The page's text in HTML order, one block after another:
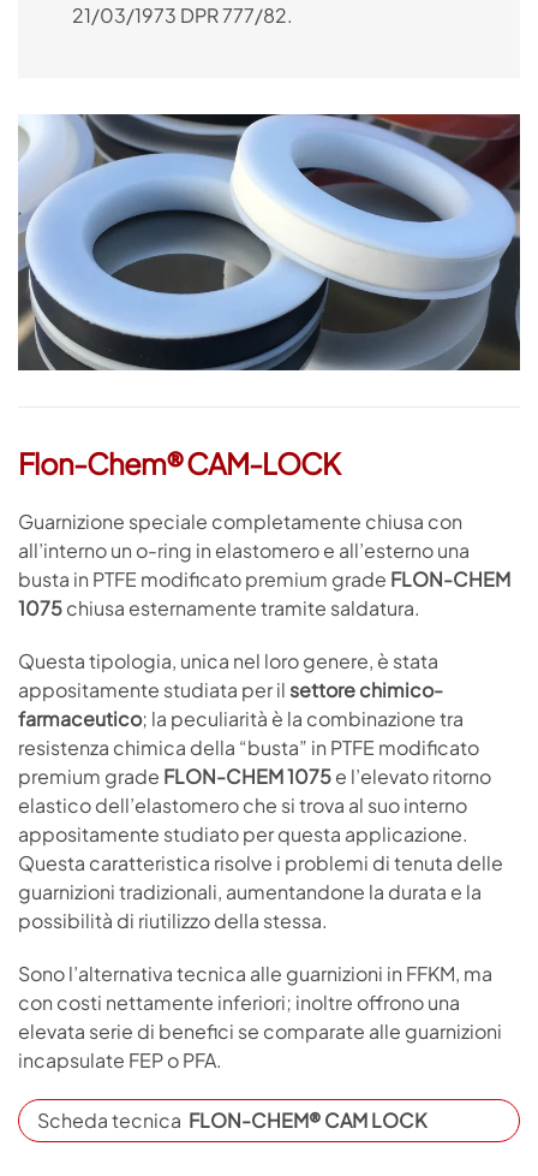
21/03/1973 DPR 777/82.
Apri
Flon-Chem® CAM-LOCK
Guarnizione speciale completamente chiusa con
all’interno un o-ring in elastomero e all’esterno una
busta in PTFE modificato premium grade FLON-CHEM
1075chiusa esternamente tramite saldatura.
Questa tipologia, unica nel loro genere, è stata
appositamente studiata per ilsettore chimico-
farmaceutico; la peculiarità è la combinazione tra
resistenza chimica della “busta” in PTFE modificato
premium grade FLON-CHEM 1075e l’elevato ritorno
elastico dell’elastomero che si trova al suo interno
appositamente studiato per questa applicazione.
Questa caratteristica risolve i problemi di tenuta delle
guarnizioni tradizionali, aumentandone la durata e la
possibilità di riutilizzo della stessa.
Sono l’alternativa tecnica alle guarnizioni in FFKM, ma
con costi nettamente inferiori; inoltre offrono una
elevata serie di benefici se comparate alle guarnizioni
incapsulate FEP o PFA.
Scheda tecnica FLON-CHEM® CAM LOCK